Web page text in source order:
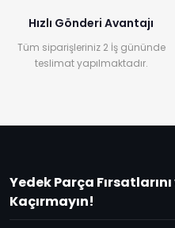
Hızlı Gönderi Avantajı
Tüm siparişleriniz 2 İş gününde
teslimat yapılmaktadır.
Yedek Parça
Kaçırmayın!